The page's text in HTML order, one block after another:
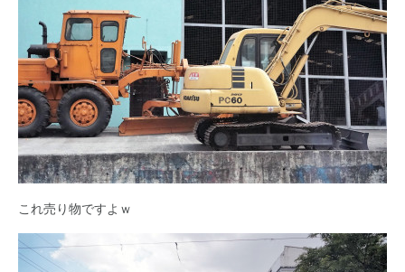
これ売り物ですよｗ